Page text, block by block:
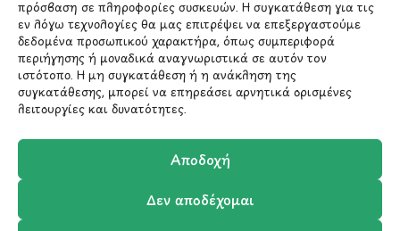
πρόσβαση σε πληροφορίες συσκευών. Η συγκατάθεση για τις
εν λόγω τεχνολογίες θα μας επιτρέψει να επεξεργαστούμε
δεδομένα προσωπικού χαρακτήρα, όπως συμπεριφορά
περιήγησης ή μοναδικά αναγνωριστικά σε αυτόν τον
ιστότοπο. Η μη συγκατάθεση ή η ανάκληση της
συγκατάθεσης, μπορεί να επηρεάσει αρνητικά ορισμένες
λειτουργίες και δυνατότητες.
Αποδοχή
Δεν αποδέχομαι
info@ypografi.com
Έχετε ερωτήσεις σχετικά με ένα προϊόν ή μια
παραγγελία; Στείλτε μας ένα email και θα
επικοινωνήσουμε σύντομα μαζί σας.